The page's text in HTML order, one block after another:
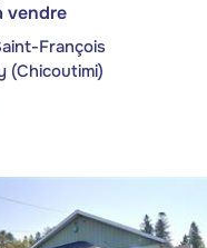
vendre
François
(Chicoutimi)